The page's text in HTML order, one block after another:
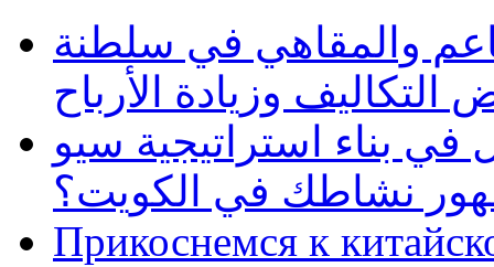
والمقاهي في سلطنة
وزيادة الأرباح
بناء استراتيجية سيو
نشاطك في الكويت؟
Прикоснемся к